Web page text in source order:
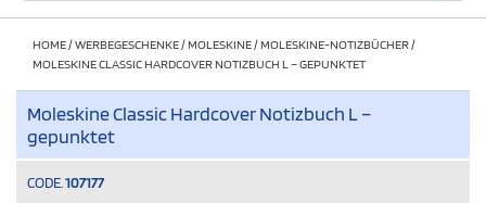
HOME/WERBEGESCHENKE/MOLESKINE/MOLESKINE-NOTIZBÜCHER/
MOLESKINE CLASSIC HARDCOVER NOTIZBUCH L – GEPUNKTET
Moleskine Classic Hardcover Notizbuch L –
gepunktet
CODE. 107177